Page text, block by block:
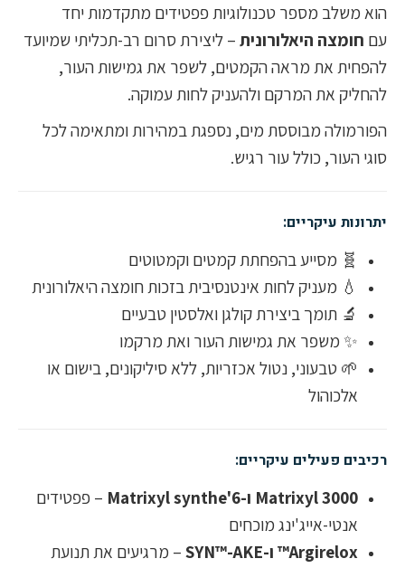
הוא משלב מספר טכנולוגיות פפטידים מתקדמות יחד
עם חומצה היאלורונית– ליצירת סרום רב-תכליתי שמיועד
להפחית את מראה הקמטים, לשפר את גמישות העור,
להחליק את המרקם ולהעניק לחות עמוקה.
הפורמולה מבוססת מים, נספגת במהירות ומתאימה לכל
סוגי העור, כולל עור רגיש.
יתרונות עיקריים:
🧬 מסייע בהפחתת קמטים וקמטוטים
💧 מעניק לחות אינטנסיבית בזכות חומצה היאלורונית
🔬 תומך ביצירת קולגן ואלסטין טבעיים
✨ משפר את גמישות העור ואת מרקמו
🌱 טבעוני, נטול אכזריות, ללא סיליקונים, בישום או
אלכוהול
רכיבים פעילים עיקריים:
Matrixyl 3000 ו-Matrixyl synthe'6
– פפטידים
אנטי-אייג'ינג מוכחים
Argirelox™ ו-SYN™-AKE
– מרגיעים את תנועת